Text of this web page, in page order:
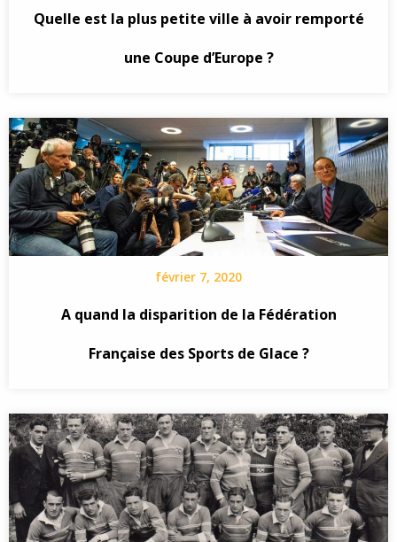
Quelle est la plus petite ville à avoir remporté
une Coupe d’Europe ?
février 7, 2020
A quand la disparition de la Fédération
Française des Sports de Glace ?